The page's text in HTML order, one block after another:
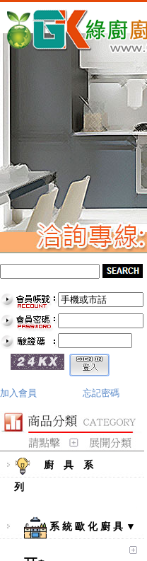
加入會員 忘記密碼
廚 具 系
列
系 統 歐 化 廚 具 ▼